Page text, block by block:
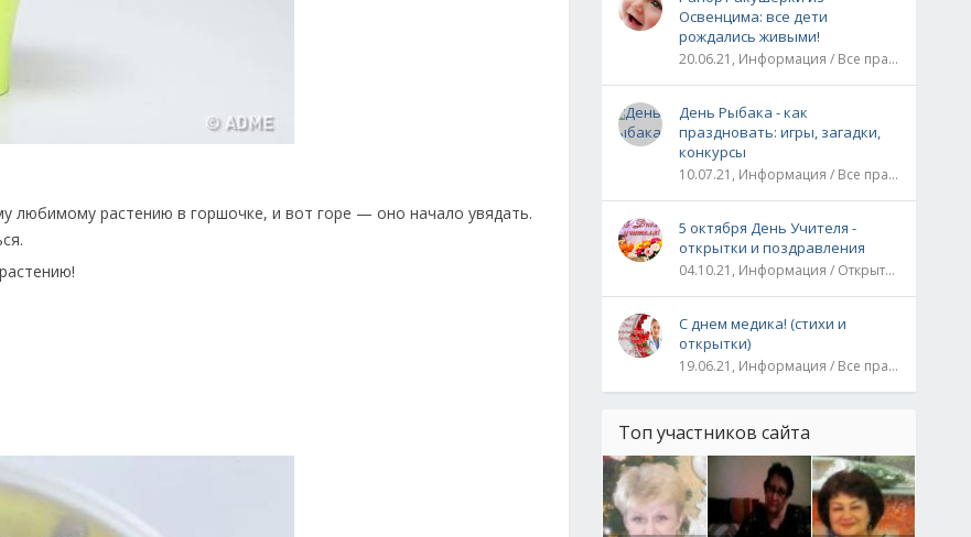
любимому растению в горшочке, и вот горе — оно начало увядать.
Освенцима: все дети
рождались живыми!
20.06.21, Информация / Все праздники / Рассказы и истории
День Рыбака - как
праздновать: игры, загадки,
конкурсы
10.07.21, Информация / Все праздники
5 октября День Учителя -
открытки и поздравления
04.10.21, Информация / Открытки / Все праздники
С днем медика! (стихи и
открытки)
19.06.21, Информация / Все праздники
Топ участников сайта